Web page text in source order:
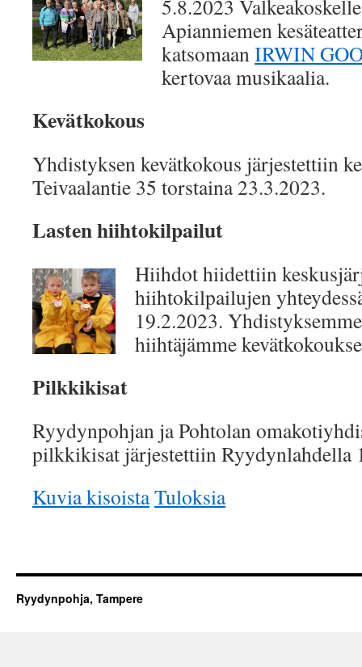
5.8.2023 Valkeakoskelle
Apianniemen
katsomaanIRWIN
kertovaa musikaalia.
Kevätkokous
Yhdistyksen kevätkokous järjestettiin
Teivaalantie 35 torstaina 23.3.2023.
Lasten hiihtokilpailut
Hiihdot hiidettiin
hiihtokilpailujen
19.2.2023.
hiihtäjämme
Pilkkikisat
Ryydynpohjan ja Pohtolan
pilkkikisat järjestettiin Ryydynlahdella
Kuvia kisoistaTuloksia
Ryydynpohja, Tampere